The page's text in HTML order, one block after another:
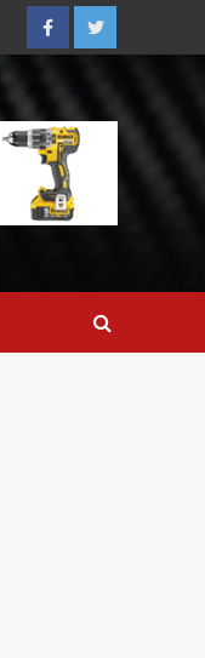
FacebookTwitter